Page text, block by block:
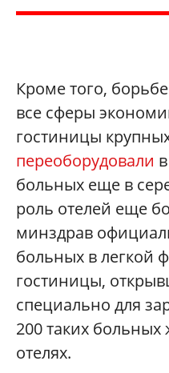
Кроме того,
все сферы
гостиницы
переоборудовали
больных еще в
роль отелей еще
минздрав
больных в легкой
гостиницы,
специально для
200 таких
отелях.